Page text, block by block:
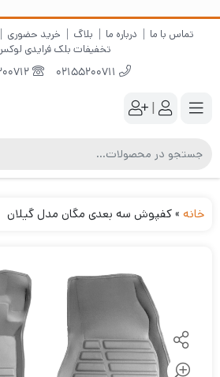
تماس با ما درباره ما بلاگ خرید حضوری
تخفیفات بلک فرایدی
|
خانه »کفپوش سه بعدی مگان مدل گیلان